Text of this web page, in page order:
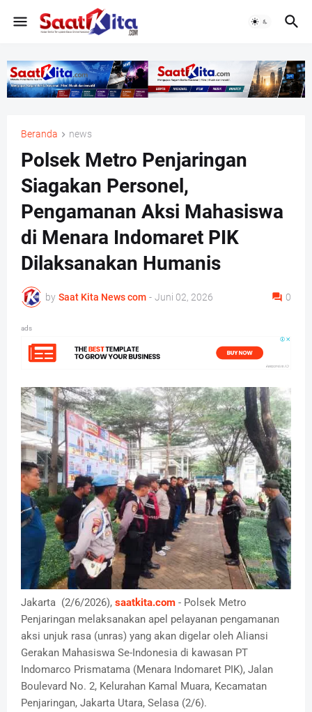
Beranda news
Polsek Metro Penjaringan
Siagakan Personel,
Pengamanan Aksi Mahasiswa
di Menara Indomaret PIK
Dilaksanakan Humanis
by Saat Kita News com - Juni 02, 2026 0
ads
Jakarta (2/6/2026), saatkita.com - Polsek Metro
Penjaringan melaksanakan apel pelayanan pengamanan
aksi unjuk rasa (unras) yang akan digelar oleh Aliansi
Gerakan Mahasiswa Se-Indonesia di kawasan PT
Indomarco Prismatama (Menara Indomaret PIK), Jalan
Boulevard No. 2, Kelurahan Kamal Muara, Kecamatan
Penjaringan, Jakarta Utara, Selasa (2/6).